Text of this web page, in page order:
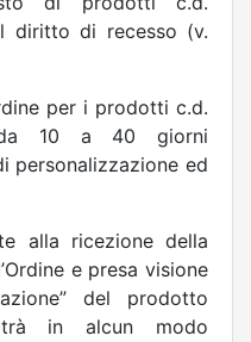
diritto di recesso (v.
per i prodotti c.d.
da 10 a 40 giorni
personalizzazione ed
alla ricezione della
e presa visione
del prodotto
in alcun modo